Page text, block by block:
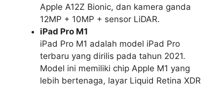
Apple A12Z Bionic, dan kamera ganda
12MP + 10MP + sensor LiDAR.
iPad Pro M1
iPad Pro M1 adalah model iPad Pro
terbaru yang dirilis pada tahun 2021.
Model ini memiliki chip Apple M1 yang
lebih bertenaga, layar Liquid Retina XDR